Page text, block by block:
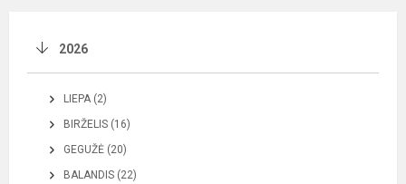
2026
LIEPA (2)
BIRŽELIS (16)
GEGUŽĖ (20)
BALANDIS (22)